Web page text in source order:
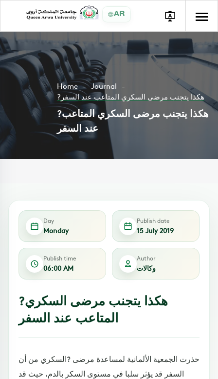
AR
Home
Journal
?هكذا يتجنب مرضى السكري المتاعب عند السفر
?هكذا يتجنب مرضى السكري المتاعب
عند السفر
Day
Monday
Publish date
15 July 2019
Publish time
06:00 AM
Author
وكالات
?هكذا يتجنب مرضى السكري
المتاعب عند السفر
حذرت الجمعية الألمانية لمساعدة مرضى ?السكري من أن
السفر قد يؤثر سلبا في مستوى السكر بالدم، حيث قد